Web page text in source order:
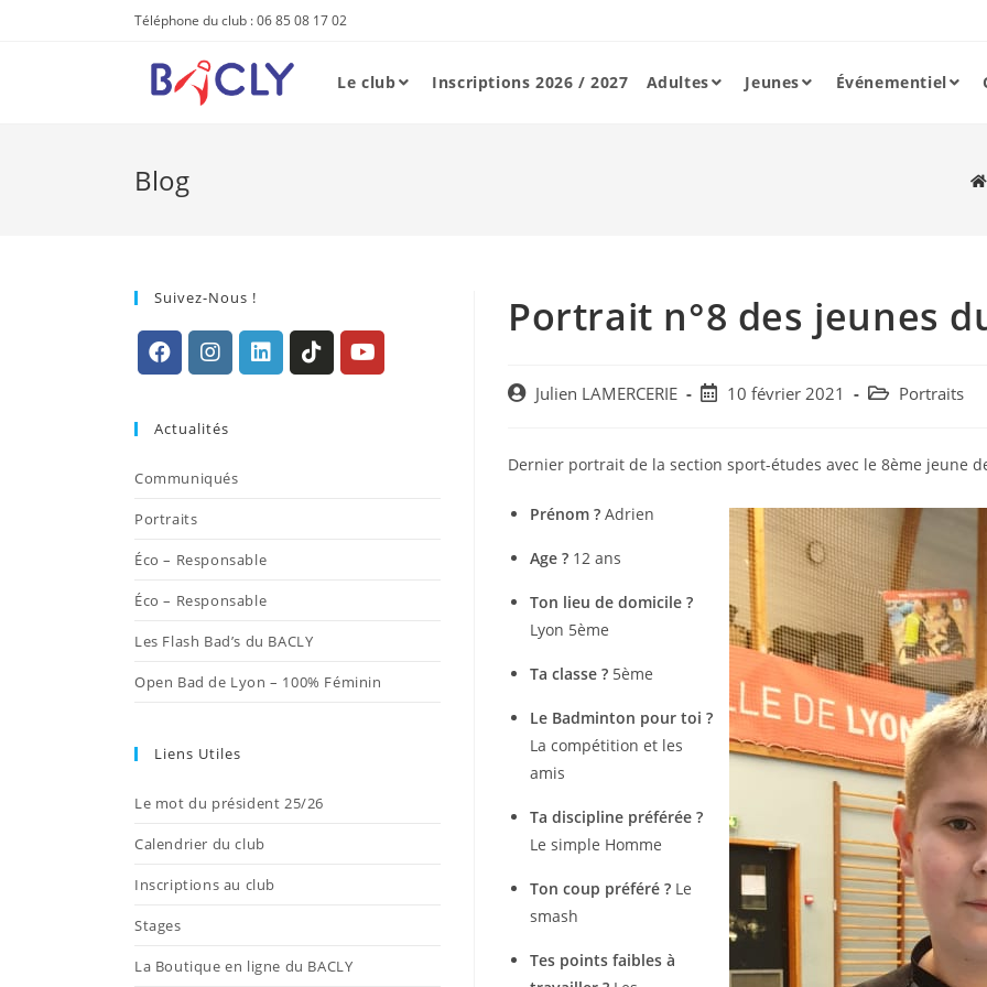
Téléphone du club : 06 85 08 17 02
Le club Inscriptions 2026 / 2027 Adultes Jeunes Événementiel
Blog
Portrait n°8 des jeunes
PostJulien LAMERCERIE
Post10 février 2021
Post Portraits
Dernier portrait de la section sport-études avec le 8ème jeune
Prénom ? Adrien
Age ? 12 ans
Ton lieu de domicile ?
Lyon 5ème
Ta classe ? 5ème
Le Badminton pour toi ?
La compétition et les
amis
Ta discipline préférée ?
Le simple Homme
Ton coup préféré ? Le
smash
Tes points faibles à
Suivez-Nous !
un
nouvel
nouvel
Actualités
Communiqués
Portraits
Éco – Responsable
Éco – Responsable
Les Flash Bad’s du BACLY
Open Bad de Lyon – 100% Féminin
Liens Utiles
Le mot du président 25/26
Calendrier du club
Inscriptions au club
Stages
La Boutique en ligne du BACLY